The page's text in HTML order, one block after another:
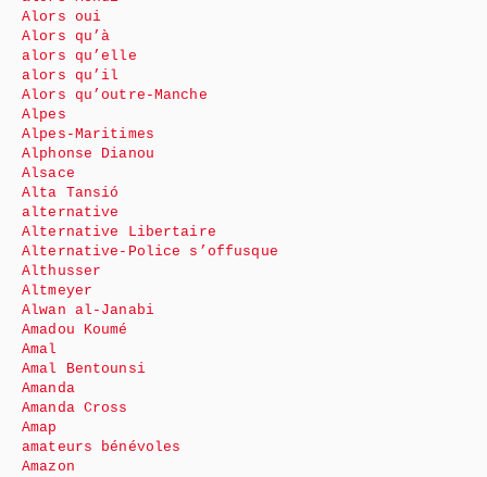
Alors oui
Alors qu’à
alors qu’elle
alors qu’il
Alors qu’outre-Manche
Alpes
Alpes-Maritimes
Alphonse Dianou
Alsace
Alta Tansió
alternative
Alternative Libertaire
Alternative-Police s’offusque
Althusser
Altmeyer
Alwan al-Janabi
Amadou Koumé
Amal
Amal Bentounsi
Amanda
Amanda Cross
Amap
amateurs bénévoles
Amazon